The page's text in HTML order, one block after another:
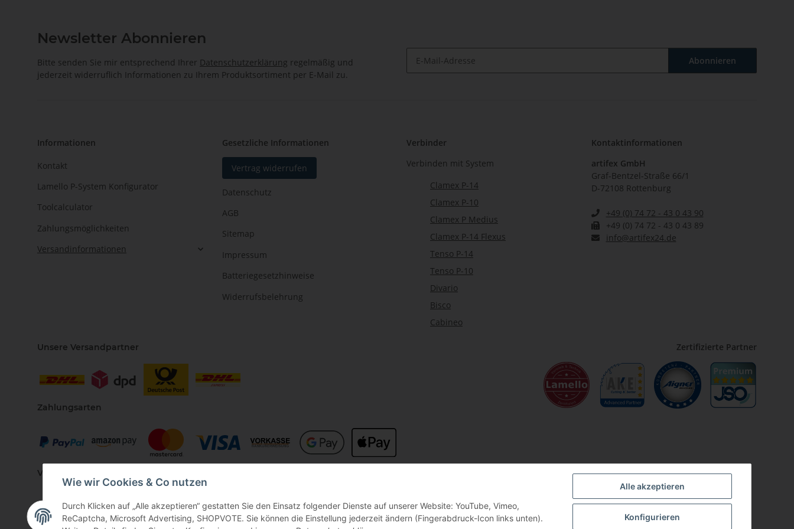
Alle akzeptieren
Konfigurieren
Wie wir Cookies & Co nutzen
Durch Klicken auf „Alle akzeptieren“ gestatten Sie den Einsatz folgender Dienste auf unserer Website: YouTube, Vimeo,
ReCaptcha, Microsoft Advertising, SHOPVOTE. Sie können die Einstellung jederzeit ändern (Fingerabdruck-Icon links unten).
Newsletter Abonnieren
Bitte senden Sie mir entsprechend Ihrer Datenschutzerklärung regelmäßig und
jederzeit widerruflich Informationen zu Ihrem Produktsortiment per E-Mail zu.
Abonnieren
Informationen
Kontakt
Lamello P-System Konfigurator
Toolcalculator
Zahlungsmöglichkeiten
Versandinformationen
Gesetzliche Informationen
Vertrag widerrufen
Datenschutz
AGB
Sitemap
Impressum
Batteriegesetzhinweise
Widerrufsbelehrung
Verbinder
Verbinden mit System
Clamex P-14
Clamex P-10
Clamex P Medius
Clamex P-14 Flexus
Tenso P-14
Tenso P-10
Divario
Bisco
Cabineo
Kontaktinformationen
artifex GmbH
Graf-Bentzel-Straße 66/1
D-72108 Rottenburg
+49 (0) 74 72 - 43 0 43 90
+49 (0) 74 72 - 43 0 43 89
info@artifex24.de
Unsere Versandpartner
Zahlungsarten
Vertriebspartner
Zertifizierte Partner